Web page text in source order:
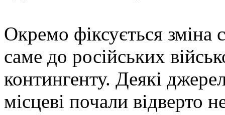
Окремо фіксується зміна
саме до російських
контингенту. Деякі
місцеві почали відверто